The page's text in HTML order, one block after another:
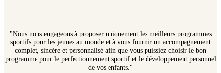
"Nous nous engageons à proposer uniquement les meilleurs programmes
sportifs pour les jeunes au monde et à vous fournir un accompagnement
complet, sincère et personnalisé afin que vous puissiez choisir le bon
programme pour le perfectionnement sportif et le développement personnel
de vos enfants."